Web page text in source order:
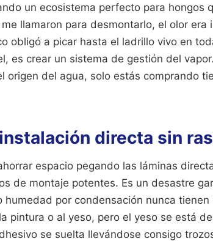
un ecosistema perfecto para hongos
llamaron para desmontarlo, el olor era
obligó a picar hasta el ladrillo vivo en
es crear un sistema de gestión del
origen del agua, solo estás comprando
directa sin
espacio pegando las láminas
de montaje potentes. Es un desastre
humedad por condensación nunca
pintura o al yeso, pero el yeso se está
se suelta llevándose consigo